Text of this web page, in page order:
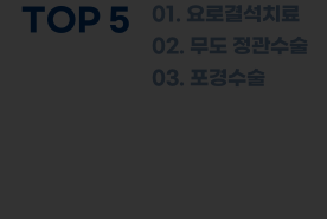
TOP 5
01. 요로결석치료
02. 무도 정관수술
03. 포경수술